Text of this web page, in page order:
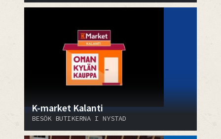
K-market Kalanti
BESÖK BUTIKERNA I NYSTAD